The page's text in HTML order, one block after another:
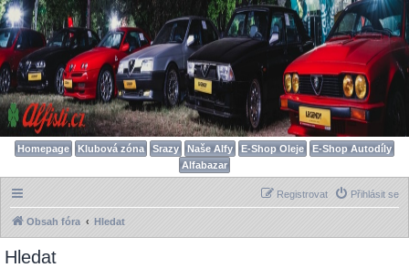
Homepage Klubová zóna Srazy Naše Alfy E-Shop Oleje
E-Shop Autodíly
Alfabazar
Přihlásit se
Registrovat
Obsah fóra Hledat
Hledat